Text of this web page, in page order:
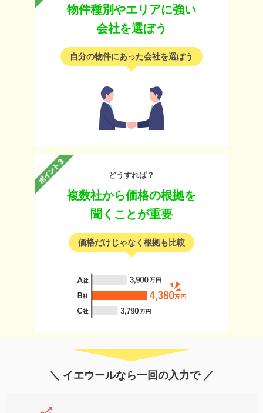
物件種別やエリアに強い
会社を選ぼう
自分の物件にあった会社を選ぼう
どうすれば？
複数社から価格の根拠を
聞くことが重要
価格だけじゃなく根拠も比較
＼ イエウールなら一回の入力で ／